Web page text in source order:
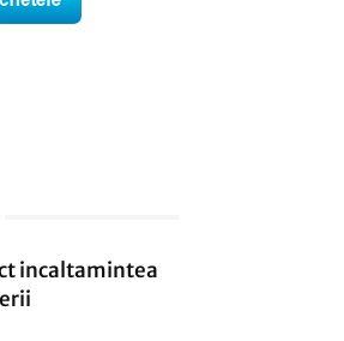
incaltamintea